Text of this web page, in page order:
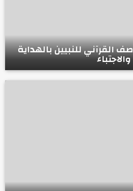
القرآني للنبيين بالهداية
والاجتباء